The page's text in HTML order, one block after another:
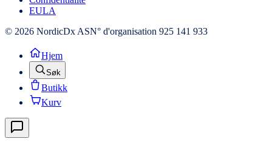
EULA
© 2026 NordicDx ASN° d'organisation 925 141 933
Hjem
Søk
Butikk
Kurv